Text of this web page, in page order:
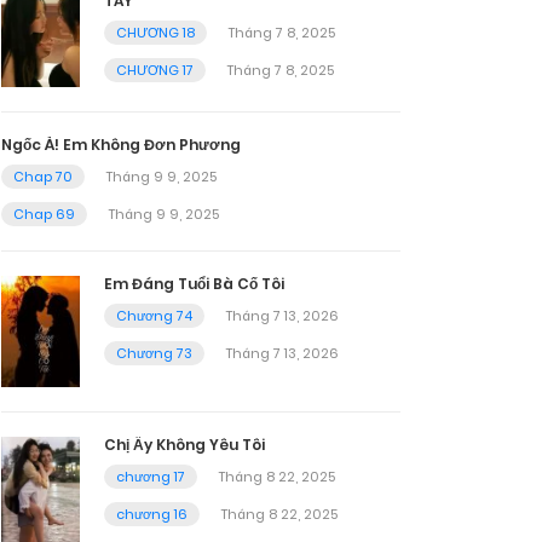
CHƯƠNG 18
Tháng 7 8, 2025
CHƯƠNG 17
Tháng 7 8, 2025
Ngốc À! Em Không Đơn Phương
Chap 70
Tháng 9 9, 2025
Chap 69
Tháng 9 9, 2025
Em Đáng Tuổi Bà Cố Tôi
Chương 74
Tháng 7 13, 2026
Chương 73
Tháng 7 13, 2026
Chị Ấy Không Yêu Tôi
chương 17
Tháng 8 22, 2025
chương 16
Tháng 8 22, 2025